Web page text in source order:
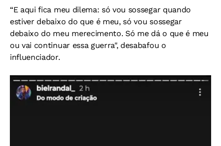
“E aqui fica meu dilema: só vou sossegar quando
estiver debaixo do que é meu, só vou sossegar
debaixo do meu merecimento. Só me dá o que é meu
ou vai continuar essa guerra", desabafou o
influenciador.